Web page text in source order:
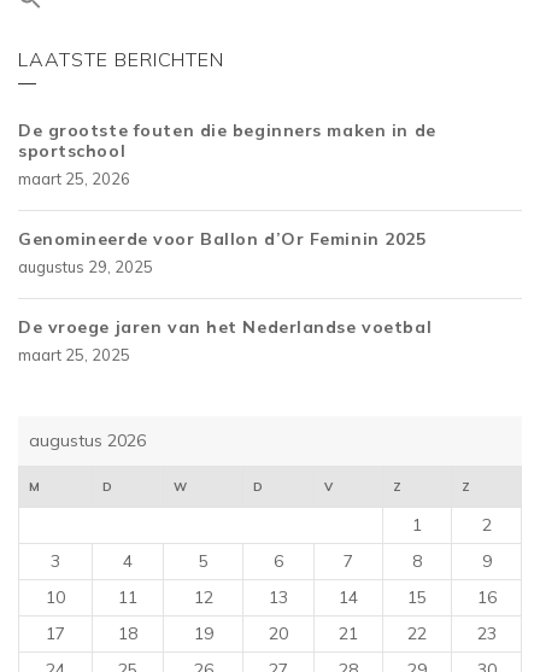
LAATSTE BERICHTEN
De grootste fouten die beginners maken in de
sportschool
maart 25, 2026
Genomineerde voor Ballon d’Or Feminin 2025
augustus 29, 2025
De vroege jaren van het Nederlandse voetbal
maart 25, 2025
augustus 2026
M D W D V Z Z
1
2
3
4 5 6 7 8
9
10
11 12 13 14 15
16
17
18 19 20 21 22
23